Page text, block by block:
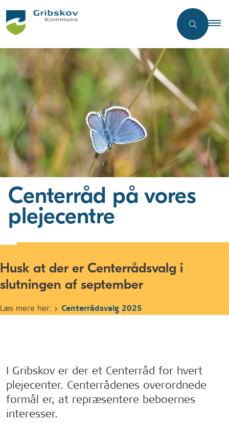
Centerråd på vores
plejecentre
Husk at der er Centerrådsvalg i
slutningen af september
Læs mere her: Centerrådsvalg 2025
I Gribskov er der et Centerråd for hvert
plejecenter. Centerrådenes overordnede
formål er, at repræsentere beboernes
interesser.